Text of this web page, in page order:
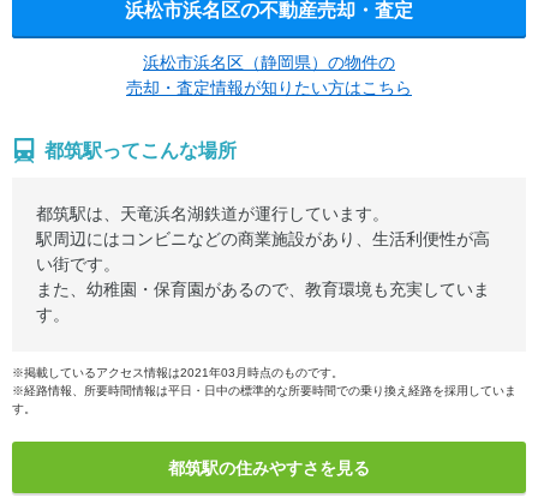
浜松市浜名区の不動産売却・査定
浜松市浜名区（静岡県）の物件の
売却・査定情報が知りたい方はこちら
都筑駅ってこんな場所
都筑駅は、天竜浜名湖鉄道が運行しています。
駅周辺にはコンビニなどの商業施設があり、生活利便性が高
い街です。
また、幼稚園・保育園があるので、教育環境も充実していま
す。
※掲載しているアクセス情報は2021年03月時点のものです。
※経路情報、所要時間情報は平日・日中の標準的な所要時間での乗り換え経路を採用していま
す。
都筑駅の住みやすさを見る